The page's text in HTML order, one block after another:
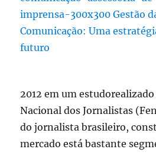
2012 em um estudorealizado
Nacional dos Jornalistas
do jornalista brasileiro,
mercado está bastante